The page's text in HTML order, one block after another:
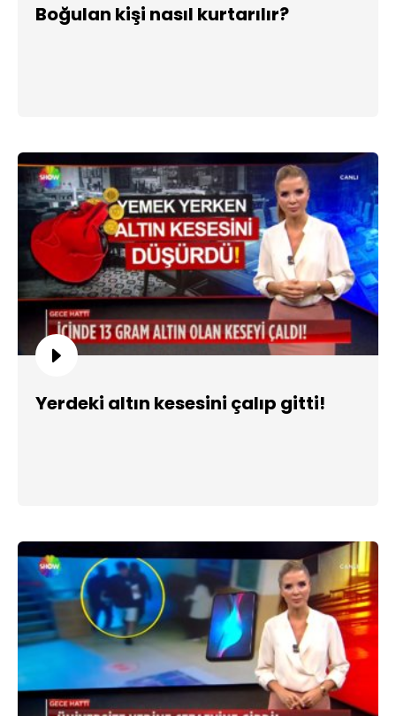
Boğulan kişi nasıl kurtarılır?
Yerdeki altın kesesini çalıp gitti!